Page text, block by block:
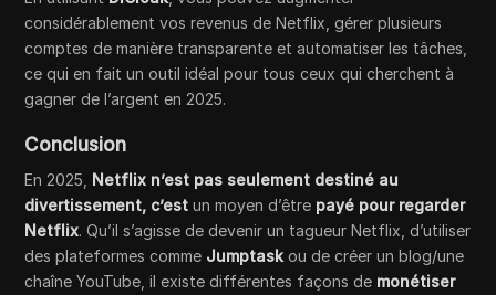
considérablement vos revenus de Netflix, gérer plusieurs
comptes de manière transparente et automatiser les tâches,
ce qui en fait un outil idéal pour tous ceux qui cherchent à
gagner de l’argent en 2025.
Conclusion
En 2025, Netflix n’est pas seulement destiné au
divertissement, c’est un moyen d’être payé pour regarder
Netflix. Qu’il s’agisse de devenir un tagueur Netflix, d’utiliser
des plateformes comme Jumptask ou de créer un blog/une
chaîne YouTube, il existe différentes façons de monétiser